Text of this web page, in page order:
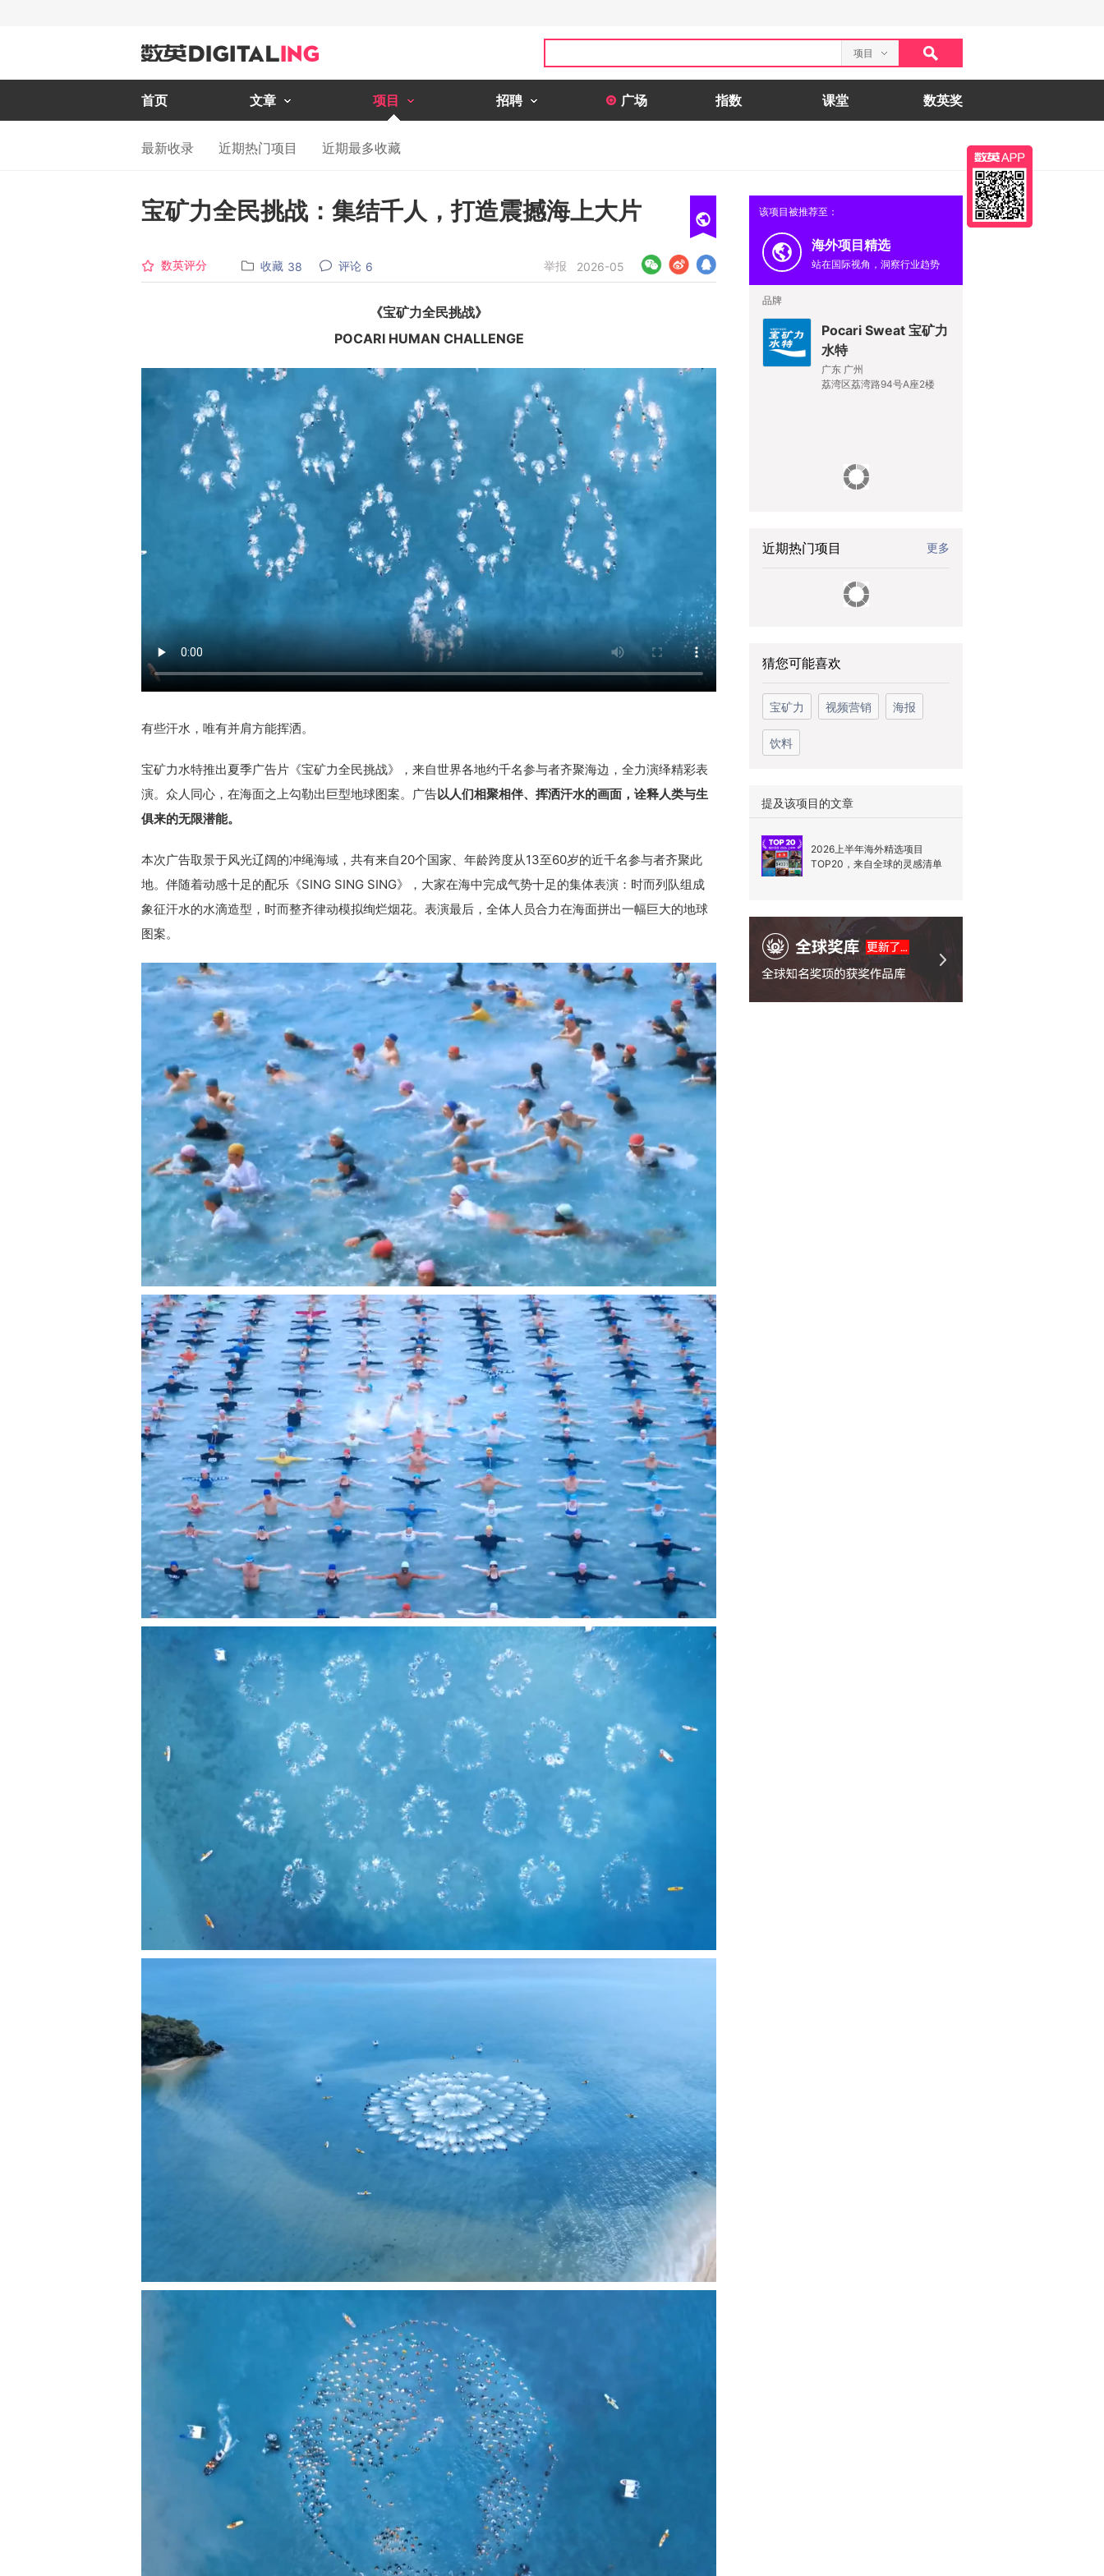
项目
首页 文章 项目 招聘 广场 指数 课堂 数英奖
最新收录 近期热门项目 近期最多收藏
宝矿力全民挑战：集结千人，打造震撼海上大片
数英评分 收藏 38 评论 6 举报 2026-05
《宝矿力全民挑战》
POCARI HUMAN CHALLENGE
有些汗水，唯有并肩方能挥洒。
宝矿力水特推出夏季广告片《宝矿力全民挑战》，来自世界各地约千名参与者齐聚海边，全力演绎精彩表
演。众人同心，在海面之上勾勒出巨型地球图案。广告以人们相聚相伴、挥洒汗水的画面，诠释人类与生
俱来的无限潜能。
本次广告取景于风光辽阔的冲绳海域，共有来自20个国家、年龄跨度从13至60岁的近千名参与者齐聚此
地。伴随着动感十足的配乐《SING SING SING》，大家在海中完成气势十足的集体表演：时而列队组成
象征汗水的水滴造型，时而整齐律动模拟绚烂烟花。表演最后，全体人员合力在海面拼出一幅巨大的地球
图案。
该项目被推荐至：
海外项目精选
站在国际视角，洞察行业趋势
品牌
Pocari Sweat 宝矿力
水特
广东 广州
荔湾区荔湾路94号A座2楼
近期热门项目 更多
猜您可能喜欢
宝矿力 视频营销 海报
饮料
提及该项目的文章
2026上半年海外精选项目
TOP20，来自全球的灵感清单